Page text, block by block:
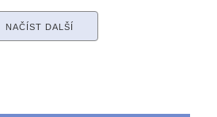
NAČÍST DALŠÍ